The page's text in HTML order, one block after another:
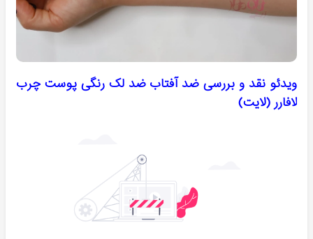
ویدئو نقد و بررسی ضد آفتاب ضد لک رنگی پوست چرب
لافارر (لایت)